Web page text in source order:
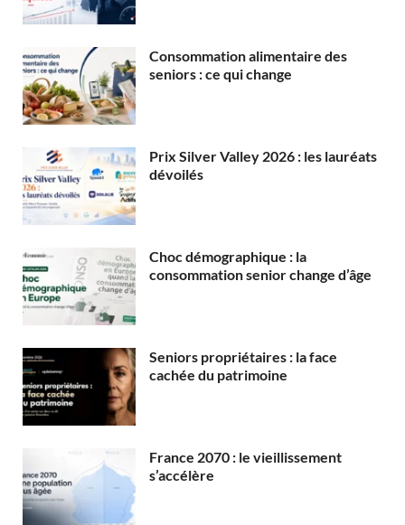
Consommation alimentaire des
seniors : ce qui change
Prix Silver Valley 2026 : les lauréats
dévoilés
Choc démographique : la
consommation senior change d’âge
Seniors propriétaires : la face
cachée du patrimoine
France 2070 : le vieillissement
s’accélère